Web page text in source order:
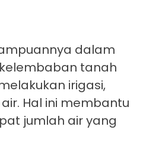
dalam
tanah
irigasi,
Hal ini membantu
jumlah air yang